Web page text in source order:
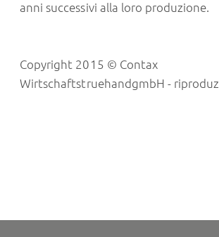
anni successivi alla loro produzione.
Copyright 2015 © Contax
WirtschaftstruehandgmbH -